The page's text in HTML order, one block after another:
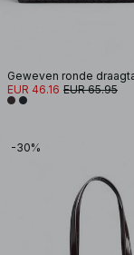
Geweven ronde
EUR 46.16 EUR 65.95
-30%